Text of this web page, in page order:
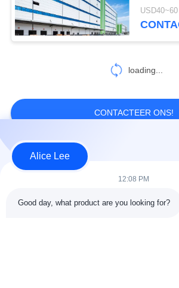
loading...
CONTACTEER ONS!
populaire categorieën
de bouw van de
De
Alice Lee
12:08 PM
Good day, what product are you looking for?